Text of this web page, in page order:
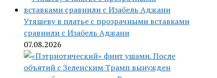
Утяшеву в платье с прозрачными вставками
сравнили с Изабель Аджани
07.08.2026